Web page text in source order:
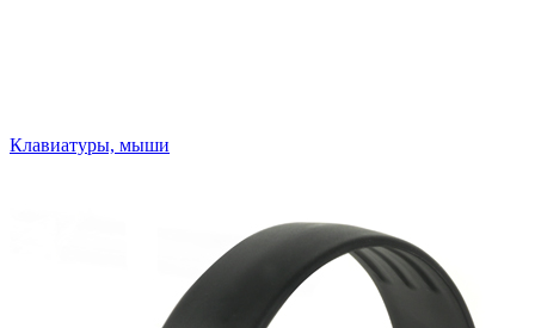
Клавиатуры, мыши